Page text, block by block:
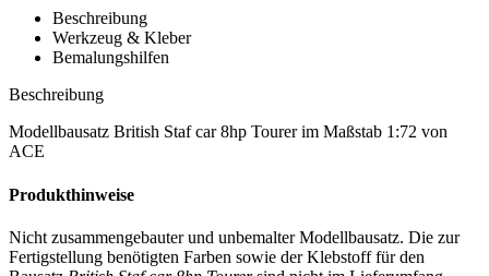
Beschreibung
Werkzeug & Kleber
Bemalungshilfen
Beschreibung
Modellbausatz British Staf car 8hp Tourer im Maßstab 1:72 von
ACE
Produkthinweise
Nicht zusammengebauter und unbemalter Modellbausatz. Die zur
Fertigstellung benötigten Farben sowie der Klebstoff für den